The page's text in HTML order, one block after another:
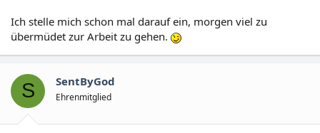
Ich stelle mich schon mal darauf ein, morgen viel zu
übermüdet zur Arbeit zu gehen.
S SentByGod
Ehrenmitglied